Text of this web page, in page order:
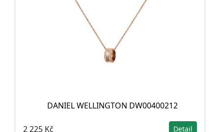
DANIEL WELLINGTON DW00400212
2 225 Kč Detail